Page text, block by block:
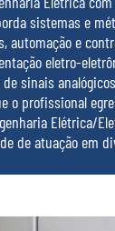
sistemas e
automação e
eletro-
sinais
o profissional
Elétrica/
de atuação em